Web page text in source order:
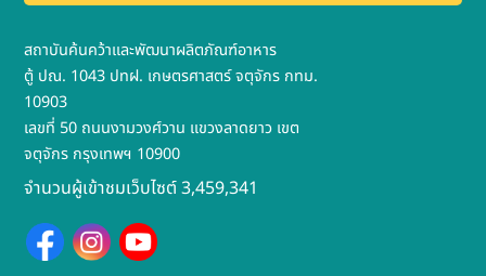
สถาบันค้นคว้าและพัฒนาผลิตภัณฑ์อาหาร
ตู้ ปณ. 1043 ปทฝ. เกษตรศาสตร์ จตุจักร กทม.
10903
เลขที่ 50 ถนนงามวงศ์วาน แขวงลาดยาว เขต
จตุจักร กรุงเทพฯ 10900
จำนวนผู้เข้าชมเว็บไซต์ 3,459,341